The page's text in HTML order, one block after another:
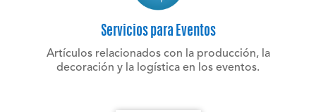
Servicios para Eventos
Artículos relacionados con la producción, la
decoración y la logística en los eventos.